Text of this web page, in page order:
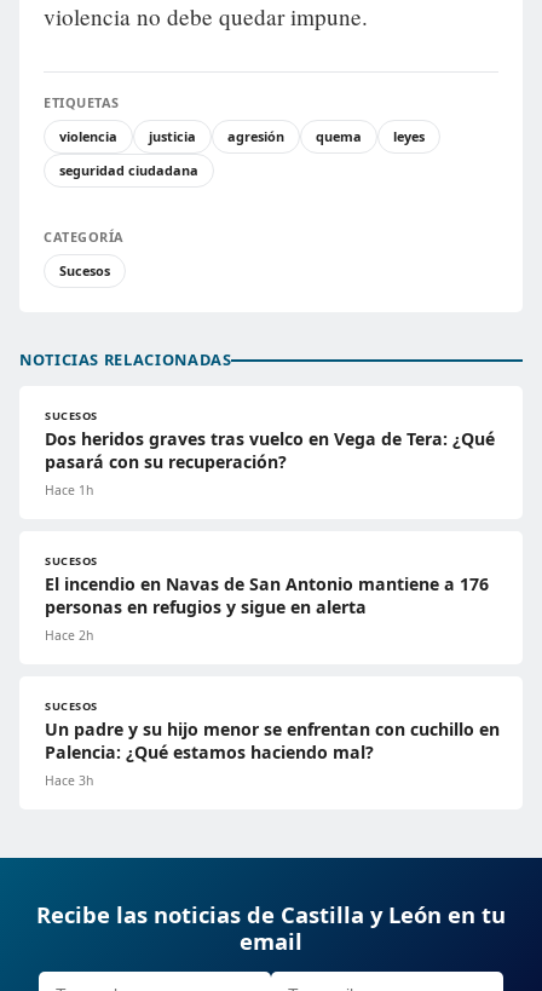
violencia no debe quedar impune.
ETIQUETAS
violencia
justicia agresión quema
leyes
seguridad ciudadana
CATEGORÍA
Sucesos
NOTICIAS RELACIONADAS
SUCESOS
Dos heridos graves tras vuelco en Vega de Tera: ¿Qué
pasará con su recuperación?
Hace 1h
SUCESOS
El incendio en Navas de San Antonio mantiene a 176
personas en refugios y sigue en alerta
Hace 2h
SUCESOS
Un padre y su hijo menor se enfrentan con cuchillo en
Palencia: ¿Qué estamos haciendo mal?
Hace 3h
Recibe las noticias de Castilla y León en tu
email